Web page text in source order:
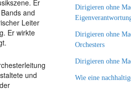
Er
and
Leiter
Er wirkte
und
Dirigieren ohne
Dirigieren ohne
Orchesters
Dirigieren ohne
Wie eine